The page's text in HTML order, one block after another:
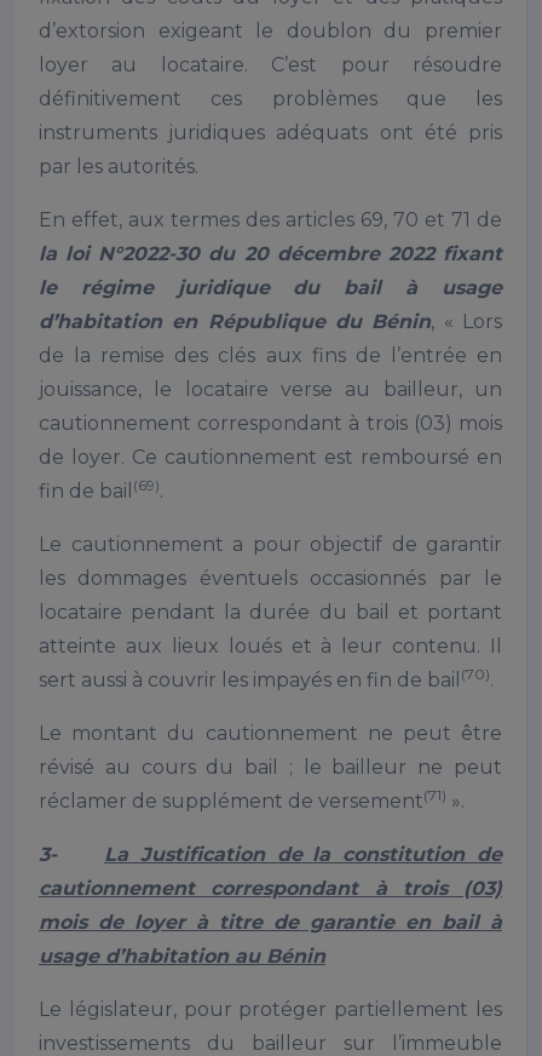
d’extorsion exigeant le doublon du premier
loyer au locataire. C’est pour résoudre
définitivement ces problèmes que les
instruments juridiques adéquats ont été pris
par les autorités.
En effet, aux termes des articles 69, 70 et 71 de
la loi N°2022-30 du 20 décembre 2022 fixant
le régime juridique du bail à usage
d’habitation en République du Bénin, « Lors
de la remise des clés aux fins de l’entrée en
jouissance, le locataire verse au bailleur, un
cautionnement correspondant à trois (03) mois
de loyer. Ce cautionnement est remboursé en
fin de bail (69).
Le cautionnement a pour objectif de garantir
les dommages éventuels occasionnés par le
locataire pendant la durée du bail et portant
atteinte aux lieux loués et à leur contenu. Il
sert aussi à couvrir les impayés en fin de bail (70).
Le montant du cautionnement ne peut être
révisé au cours du bail ; le bailleur ne peut
réclamer de supplément de versement(71) ».
3- La Justification de la constitution de
cautionnement correspondant à trois (03)
mois de loyer à titre de garantie en bail à
usage d’habitation au Bénin
Le législateur, pour protéger partiellement les
investissements du bailleur sur l’immeuble